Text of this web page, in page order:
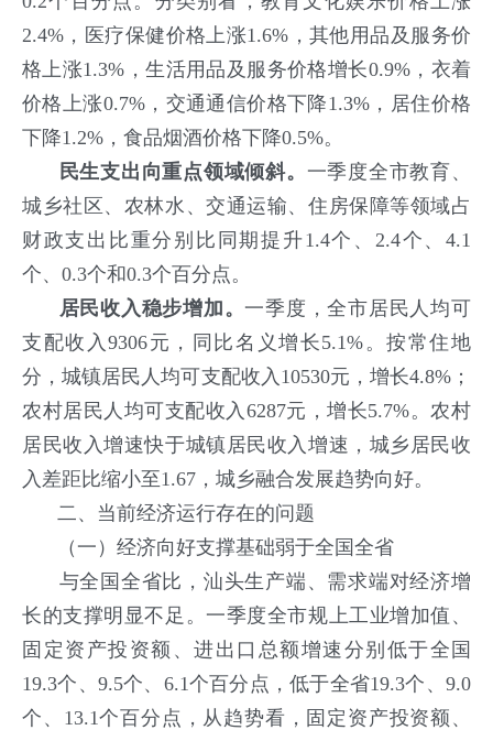
2.4%，医疗保健价格上涨1.6%，其他用品及服务价
格上涨1.3%，生活用品及服务价格增长0.9%，衣着
价格上涨0.7%，交通通信价格下降1.3%，居住价格
下降1.2%，食品烟酒价格下降0.5%。
民生支出向重点领域倾斜。 一季度全市教育、
城乡社区、农林水、交通运输、住房保障等领域占
财政支出比重分别比同期提升1.4个、2.4个、4.1
个、0.3个和0.3个百分点。
居民收入稳步增加。一季度，全市居民人均可
支配收入9306元，同比名义增长5.1%。按常住地
分，城镇居民人均可支配收入10530元，增长4.8%；
农村居民人均可支配收入6287元，增长5.7%。农村
居民收入增速快于城镇居民收入增速，城乡居民收
入差距比缩小至1.67，城乡融合发展趋势向好。
二、当前经济运行存在的问题
（一）经济向好支撑基础弱于全国全省
与全国全省比，汕头生产端、需求端对经济增
长的支撑明显不足。一季度全市规上工业增加值、
固定资产投资额、进出口总额增速分别低于全国
19.3个、9.5个、6.1个百分点，低于全省19.3个、9.0
个、13.1个百分点，从趋势看，固定资产投资额、